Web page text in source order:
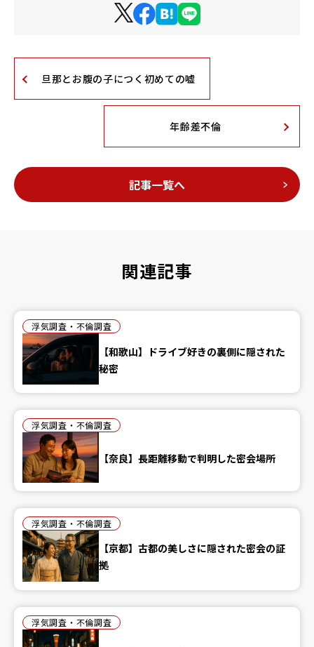
旦那とお腹の子につく初めての嘘
年齢差不倫
記事一覧へ
関連記事
浮気調査・不倫調査
【和歌山】ドライブ好きの裏側に隠された
秘密
浮気調査・不倫調査
【奈良】長距離移動で判明した密会場所
浮気調査・不倫調査
【京都】古都の美しさに隠された密会の証
拠
浮気調査・不倫調査